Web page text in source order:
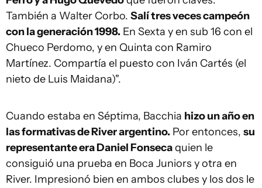
También a Walter Corbo. Salí tres veces campeón
con la generación 1998. En Sexta y en sub 16 con el
Chueco Perdomo, y en Quinta con Ramiro
Martínez. Compartía el puesto con Iván Cartés (el
nieto de Luis Maidana)".
Cuando estaba en Séptima, Bacchia hizo un año en
las formativas de River argentino. Por entonces, su
representante era Daniel Fonsecaquien le
consiguió una prueba en Boca Juniors y otra en
River. Impresionó bien en ambos clubes y los dos le